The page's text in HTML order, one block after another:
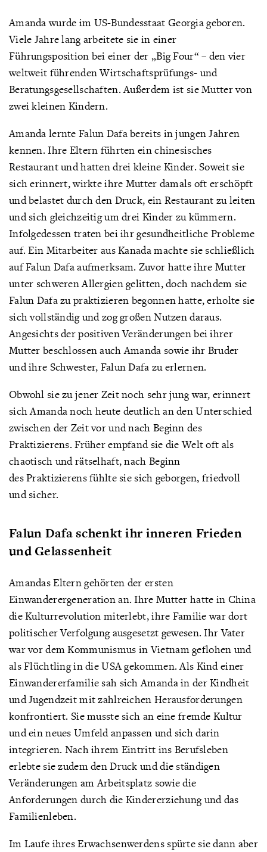
Amanda wurde im US-Bundesstaat Georgia geboren.
Viele Jahre lang arbeitete sie in einer
Führungsposition bei einer der „Big Four“ – den vier
weltweit führenden Wirtschaftsprüfungs- und
Beratungsgesellschaften. Außerdem ist sie Mutter von
zwei kleinen Kindern.
Amanda lernte Falun Dafa bereits in jungen Jahren
kennen. Ihre Eltern führten ein chinesisches
Restaurant und hatten drei kleine Kinder. Soweit sie
sich erinnert, wirkte ihre Mutter damals oft erschöpft
und belastet durch den Druck, ein Restaurant zu leiten
und sich gleichzeitig um drei Kinder zu kümmern.
Infolgedessen traten bei ihr gesundheitliche Probleme
auf. Ein Mitarbeiter aus Kanada machte sie schließlich
auf Falun Dafa aufmerksam. Zuvor hatte ihre Mutter
unter schweren Allergien gelitten, doch nachdem sie
Falun Dafa zu praktizieren begonnen hatte, erholte sie
sich vollständig und zog großen Nutzen daraus.
Angesichts der positiven Veränderungen bei ihrer
Mutter beschlossen auch Amanda sowie ihr Bruder
und ihre Schwester, Falun Dafa zu erlernen.
Obwohl sie zu jener Zeit noch sehr jung war, erinnert
sich Amanda noch heute deutlich an den Unterschied
zwischen der Zeit vor und nach Beginn des
Praktizierens. Früher empfand sie die Welt oft als
chaotisch und rätselhaft, nach Beginn
des Praktizierens fühlte sie sich geborgen, friedvoll
und sicher.
Falun Dafa schenkt ihr inneren Frieden
und Gelassenheit
Amandas Eltern gehörten der ersten
Einwanderergeneration an. Ihre Mutter hatte in China
die Kulturrevolution miterlebt, ihre Familie war dort
politischer Verfolgung ausgesetzt gewesen. Ihr Vater
war vor dem Kommunismus in Vietnam geflohen und
als Flüchtling in die USA gekommen. Als Kind einer
Einwandererfamilie sah sich Amanda in der Kindheit
und Jugendzeit mit zahlreichen Herausforderungen
konfrontiert. Sie musste sich an eine fremde Kultur
und ein neues Umfeld anpassen und sich darin
integrieren. Nach ihrem Eintritt ins Berufsleben
erlebte sie zudem den Druck und die ständigen
Veränderungen am Arbeitsplatz sowie die
Anforderungen durch die Kindererziehung und das
Familienleben.
Im Laufe ihres Erwachsenwerdens spürte sie dann aber